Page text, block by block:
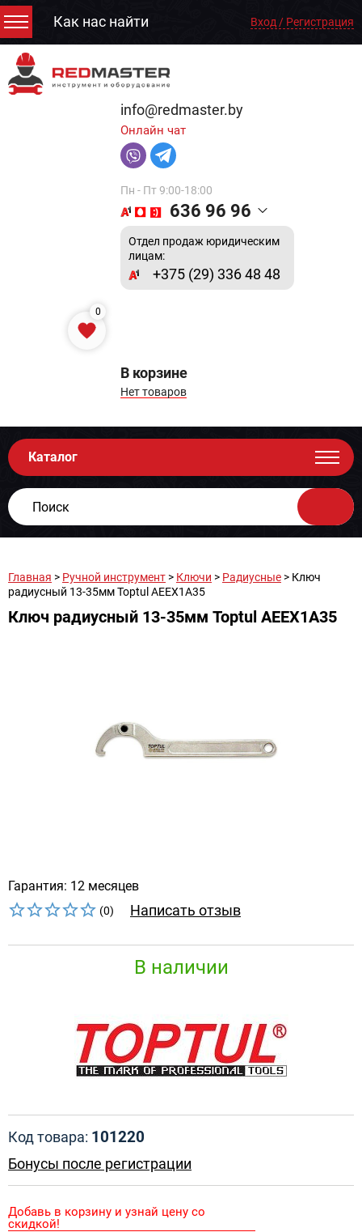
Как нас найти Вход / Регистрация
info@redmaster.by
Онлайн чат
Пн - Пт 9:00-18:00
636 96 96
Отдел продаж юридическим
лицам:
+375 (29) 336 48 48
0
В корзине
Нет товаров
Каталог
Главная > Ручной инструмент > Ключи > Радиусные > Ключ
радиусный 13-35мм Toptul AEEX1A35
Ключ радиусный 13-35мм Toptul AEEX1A35
Гарантия: 12 месяцев
(0) Написать отзыв
В наличии
Код товара: 101220
Бонусы после регистрации
Добавь в корзину и узнай цену со
скидкой!